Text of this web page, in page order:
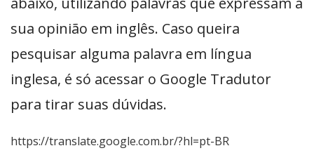
sua opinião em inglês. Caso queira
pesquisar alguma palavra em língua
inglesa, é só acessar o Google Tradutor
para tirar suas dúvidas.
https://translate.google.com.br/?hl=pt-BR